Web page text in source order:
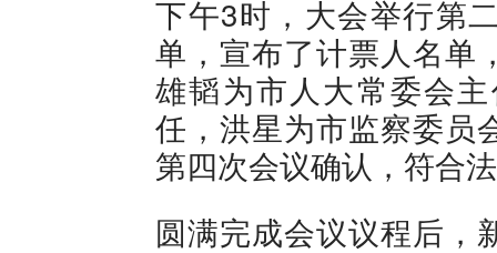
下午3时，大会举行第
单，宣布了计票人名单
雄韬为市人大常委会
任，洪星为市监察委员
第四次会议确认，符合
圆满完成会议议程后，